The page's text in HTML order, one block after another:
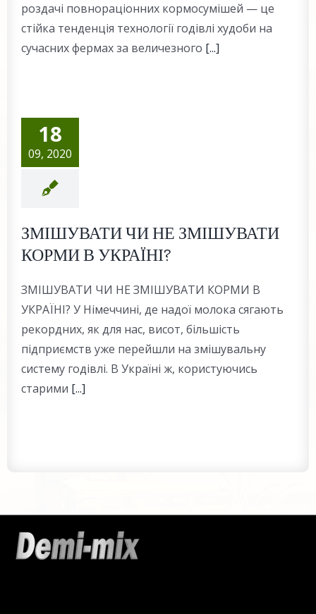
роздачі повнораціонних кормосумішей — це
стійка тенденція технології годівлі худоби на
сучасних фермах за величезного [...]
18
09, 2020
ЗМІШУВАТИ ЧИ НЕ ЗМІШУВАТИ
КОРМИ В УКРАЇНІ?
ЗМІШУВАТИ ЧИ НЕ ЗМІШУВАТИ КОРМИ В
УКРАЇНІ? У Німеччині, де надої молока сягають
рекордних, як для нас, висот, більшість
підприємств уже перейшли на змішувальну
систему годівлі. В Україні ж, користуючись
старими [...]